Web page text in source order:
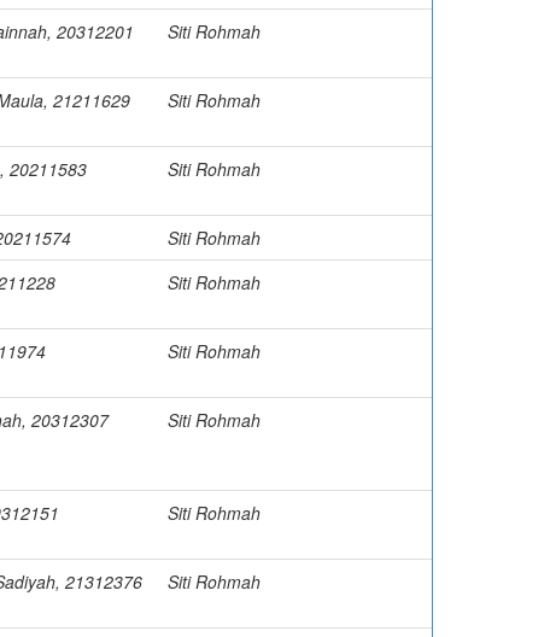
20312201 Siti Rohmah
21211629 Siti Rohmah
20211583 Siti Rohmah
Siti Rohmah
Siti Rohmah
Siti Rohmah
20312307 Siti Rohmah
Siti Rohmah
21312376 Siti Rohmah